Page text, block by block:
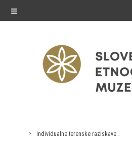
≡
razstaveIndividualne terenske raziskave kustosov SEM